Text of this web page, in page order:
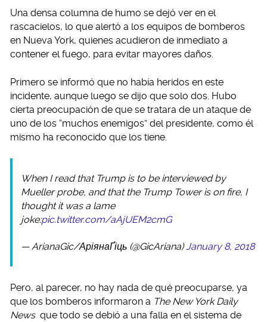
Una densa columna de humo se dejó ver en el
rascacielos, lo que alertó a los equipos de bomberos
en Nueva York, quienes acudieron de inmediato a
contener el fuego, para evitar mayores daños.
Primero se informó que no había heridos en este
incidente, aunque luego se dijo que solo dos. Hubo
cierta preocupación de que se tratara de un ataque de
uno de los “muchos enemigos” del presidente, como él
mismo ha reconocido que los tiene.
When I read that Trump is to be interviewed by
Mueller probe, and that the Trump Tower is on fire, I
thought it was a lame
joke:pic.twitter.com/aAjUEM2cmG
— ArianaGic/АріянаҐіць (@GicAriana)January 8, 2018
Pero, al parecer, no hay nada de qué preocuparse, ya
que los bomberos informaron a The New York Daily
News que todo se debió a una falla en el sistema de